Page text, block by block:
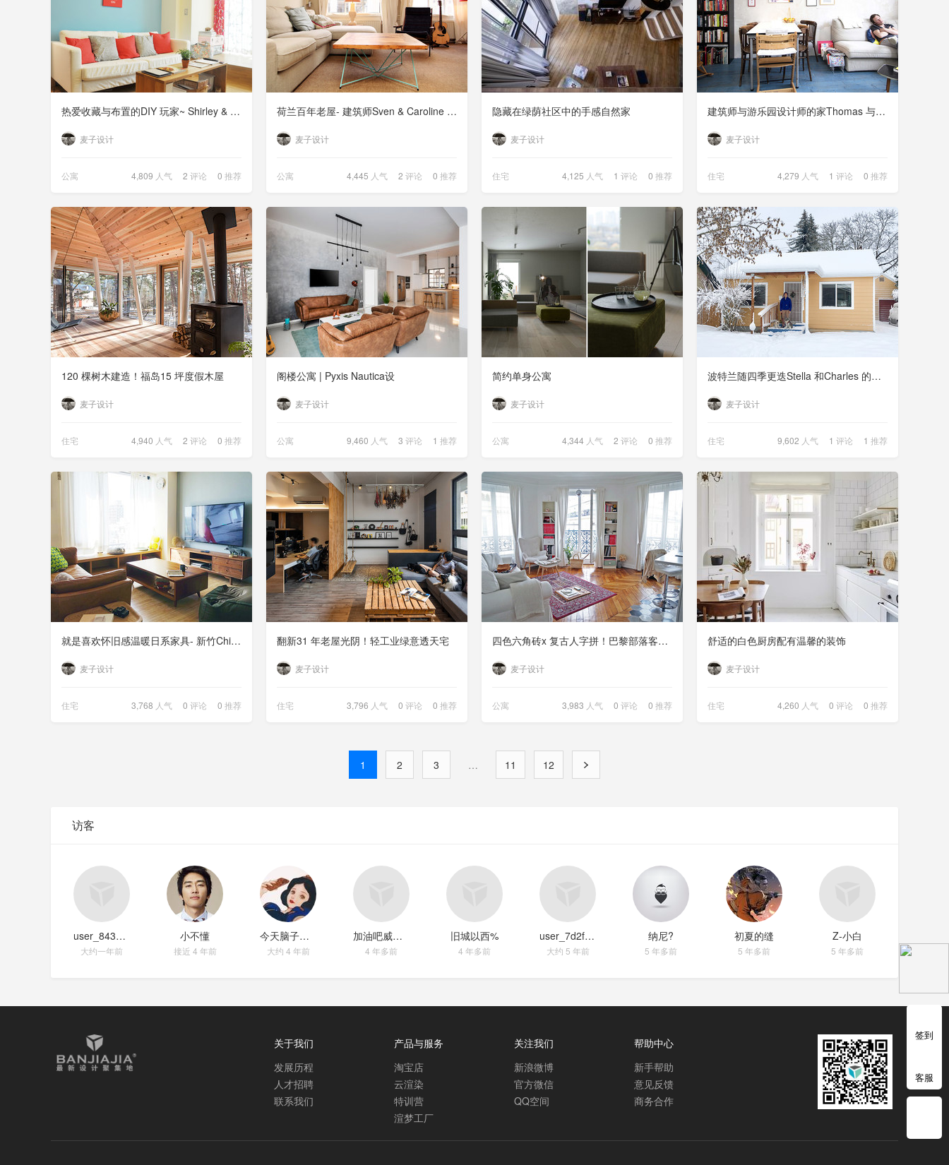
热爱收藏与布置的DIY 玩家~ Shirley & Jinglu 的新居
麦子设计
公寓 4,809 人气 2 评论 0 推荐
荷兰百年老屋- 建筑师Sven & Caroline 的家
麦子设计
公寓 4,445 人气 2 评论 0 推荐
隐藏在绿荫社区中的手感自然家
麦子设计
住宅 4,125 人气 1 评论 0 推荐
建筑师与游乐园设计师的家Thomas 与Aafje
麦子设计
住宅 4,279 人气 1 评论 0 推荐
120 棵树木建造！福岛15 坪度假木屋
麦子设计
住宅 4,940 人气 2 评论 0 推荐
阁楼公寓 | Pyxis Nautica设
麦子设计
公寓 9,460 人气 3 评论 1 推荐
简约单身公寓
麦子设计
公寓 4,344 人气 2 评论 0 推荐
波特兰随四季更迭Stella 和Charles 的生活艺术之屋
麦子设计
住宅 9,602 人气 1 评论 1 推荐
就是喜欢怀旧感温暖日系家具- 新竹Chichi 的家
麦子设计
住宅 3,768 人气 0 评论 0 推荐
翻新31 年老屋光阴！轻工业绿意透天宅
麦子设计
住宅 3,796 人气 0 评论 0 推荐
四色六角砖x 复古人字拼！巴黎部落客A. 中性调日光公寓
麦子设计
公寓 3,983 人气 0 评论 0 推荐
舒适的白色厨房配有温馨的装饰
麦子设计
住宅 4,260 人气 0 评论 0 推荐
1 2 3 … 11 12
访客
user_8433be65
大约一年前
小不懂
接近 4 年前
今天脑子没有泡
大约 4 年前
加油吧威基基
4 年多前
旧城以西%
4 年多前
user_7d2fe305
大约 5 年前
纳尼?
5 年多前
初夏的缝
5 年多前
Z-小白
5 年多前
关于我们
发展历程
人才招聘
联系我们
产品与服务
淘宝店
云渲染
特训营
渲梦工厂
关注我们
新浪微博
官方微信
QQ空间
帮助中心
新手帮助
意见反馈
商务合作
签到
客服